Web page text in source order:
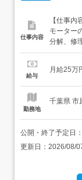
仕事内容
【仕事
モーター
分解、修
工場等の
が、入社
給与
月給25万
勤務地
千葉県 市
公開・終了予定日：
更新日： 2026/08/